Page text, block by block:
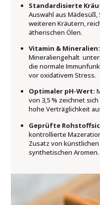
Standardisierte
Auswahl aus
weiteren Kräutern,
ätherischen Ölen.
Vitamin & Mineralien:
Mineraliengehalt
die normale
vor oxidativem Stress.
Optimaler pH-Wert:
von 3,5 % zeichnet
hohe Verträglichkeit
Geprüfte
kontrollierte
Zusatz von
synthetischen Aromen.